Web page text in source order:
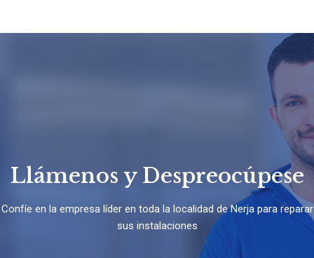
Llámenos y Despreocúpese
Confíe en la empresa líder en toda la localidad de Nerja para reparar
sus instalaciones